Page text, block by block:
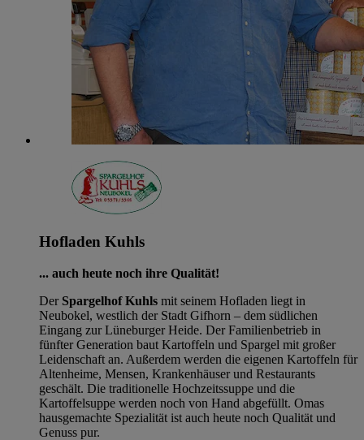
Hofladen Kuhls
... auch heute noch ihre Qualität!
Der Spargelhof Kuhls mit seinem Hofladen liegt in
Neubokel, westlich der Stadt Gifhorn – dem südlichen
Eingang zur Lüneburger Heide. Der Familienbetrieb in
fünfter Generation baut Kartoffeln und Spargel mit großer
Leidenschaft an. Außerdem werden die eigenen Kartoffeln für
Altenheime, Mensen, Krankenhäuser und Restaurants
geschält. Die traditionelle Hochzeitssuppe und die
Kartoffelsuppe werden noch von Hand abgefüllt. Omas
hausgemachte Spezialität ist auch heute noch Qualität und
Genuss pur.